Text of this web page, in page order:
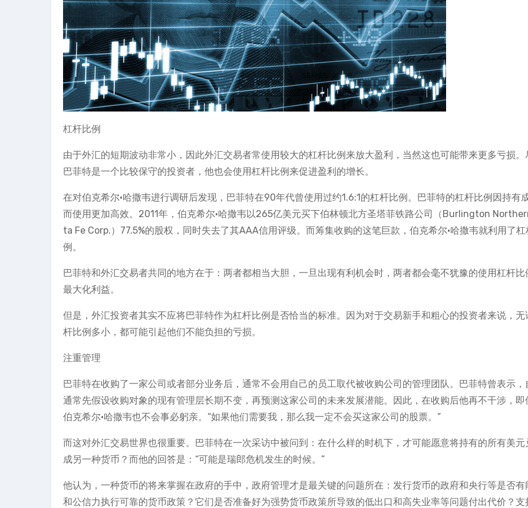
杠杆比例
由于外汇的短期波动非常小，因此外汇交易者常使用较大的杠杆比例来放大盈利，当然这也可能带来更多亏损。
巴菲特是一个比较保守的投资者，他也会使用杠杆比例来促进盈利的增长。
在对伯克希尔·哈撒韦进行调研后发现，巴菲特在90年代曾使用过约1.6:1的杠杆比例。巴菲特的杠杆比例因持有
而使用更加高效。2011年，伯克希尔·哈撒韦以265亿美元买下伯林顿北方圣塔菲铁路公司（Burlington
ta Fe Corp.）77.5%的股权，同时失去了其AAA信用评级。而筹集收购的这笔巨款，伯克希尔·哈撒韦就利用了杠
例。
巴菲特和外汇交易者共同的地方在于：两者都相当大胆，一旦出现有利机会时，两者都会毫不犹豫的使用杠杆比
最大化利益。
但是，外汇投资者其实不应将巴菲特作为杠杆比例是否恰当的标准。因为对于交易新手和粗心的投资者来说，无
杆比例多小，都可能引起他们不能负担的亏损。
注重管理
巴菲特在收购了一家公司或者部分业务后，通常不会用自己的员工取代被收购公司的管理团队。巴菲特曾表示，
通常先假设收购对象的现有管理层长期不变，再预测这家公司的未来发展潜能。因此，在收购后他再不干涉，即
伯克希尔·哈撒韦也不会事必躬亲。“如果他们需要我，那么我一定不会买这家公司的股票。”
而这对外汇交易世界也很重要。巴菲特在一次采访中被问到：在什么样的时机下，才可能愿意将持有的所有美元
成另一种货币？而他的回答是：“可能是瑞郎危机发生的时候。”
他认为，一种货币的将来掌握在政府的手中，政府管理才是最关键的问题所在：发行货币的政府和央行等是否有
和公信力执行可靠的货币政策？它们是否准备好为强势货币政策所导致的低出口和高失业率等问题付出代价？支